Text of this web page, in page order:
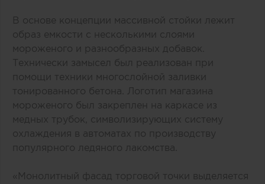
В основе концепции массивной стойки лежит
образ емкости с несколькими слоями
мороженого и разнообразных добавок.
Технически замысел был реализован при
помощи техники многослойной заливки
тонированного бетона. Логотип магазина
мороженого был закреплен на каркасе из
медных трубок, символизирующих систему
охлаждения в автоматах по производству
популярного ледяного лакомства.
«Монолитный фасад торговой точки выделяется